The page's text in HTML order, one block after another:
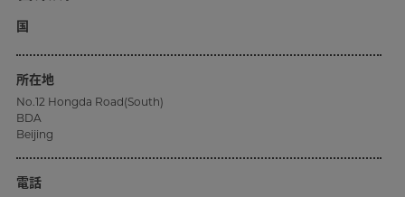
国
所在地
No.12 Hongda Road(South)
BDA
Beijing
電話